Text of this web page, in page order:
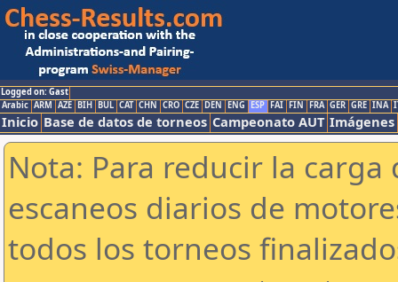
Logged on: Gast
Arabic ARM AZE BIH BUL CAT CHN CRO CZE DEN ENG ESP FAI FIN FRA GER GRE INA
Inicio Base de datos de torneos Campeonato AUT Imágenes
Nota: Para reducir la
escaneos diarios de
todos los torneos